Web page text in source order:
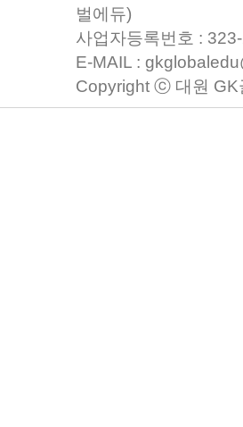
벌에듀)
사업자등록번호 :
E-MAIL :
Copyright ⓒ 대원 GK